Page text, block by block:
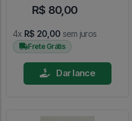
R$ 80,00
4x R$ 20,00 sem juros
Frete Grátis
Dar lance